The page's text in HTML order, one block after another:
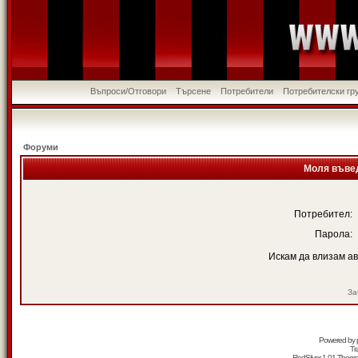
Въпроси/Отговори Търсене Потребители Потребителски
Форуми
Моля
Потребител:
Парола:
Искам да влизам
Powered by